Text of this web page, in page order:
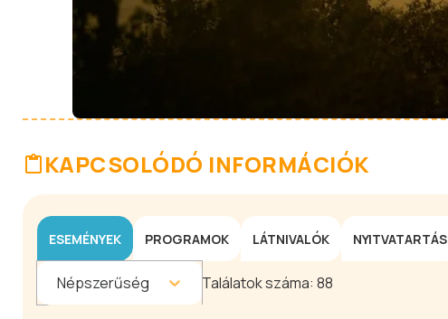
KAPCSOLÓDÓ INFORMÁCIÓK
ESEMÉNYEK PROGRAMOK LÁTNIVALÓK NYITVATARTÁS
Népszerűség Találatok száma: 88